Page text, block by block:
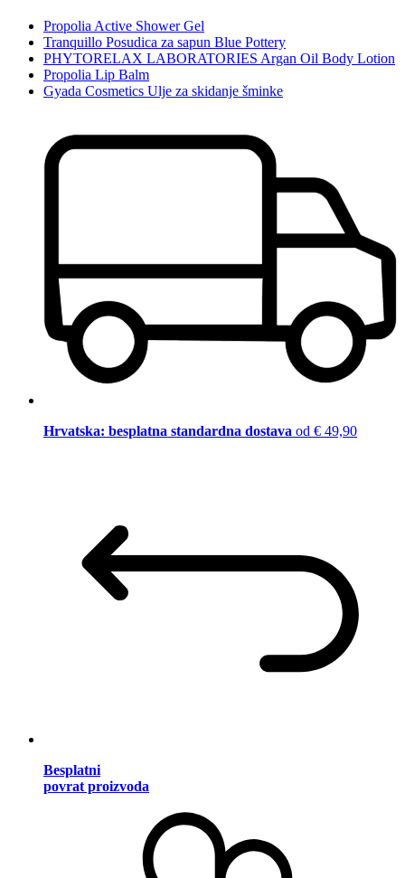
Propolia Active Shower Gel
Tranquillo Posudica za sapun Blue Pottery
PHYTORELAX LABORATORIES Argan Oil Body Lotion
Propolia Lip Balm
Gyada Cosmetics Ulje za skidanje šminke
Hrvatska: besplatna standardna dostava od € 49,90
Besplatni
povrat proizvoda